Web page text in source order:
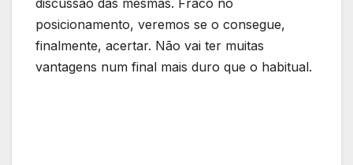
discussão das mesmas. Fraco no
posicionamento, veremos se o consegue,
finalmente, acertar. Não vai ter muitas
vantagens num final mais duro que o habitual.